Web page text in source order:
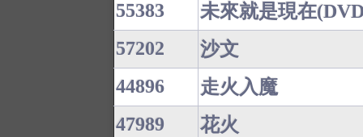
55383
未來就是現在
57202
沙文
44896
走火入魔
47989
花火